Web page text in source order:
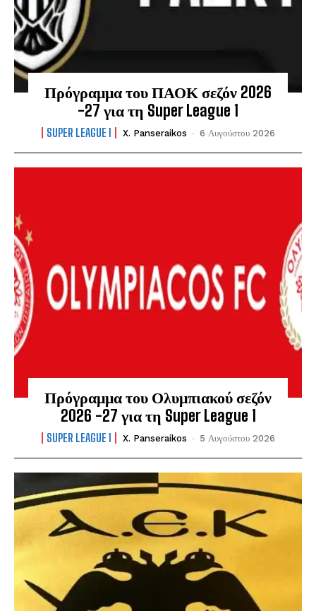
Πρόγραμμα του ΠΑΟΚ σεζόν 2026
-27 για τη Super League 1
SUPER LEAGUE 1 X. Panseraikos - 6 Αυγούστου 2026
Πρόγραμμα του Ολυμπιακού σεζόν
2026 -27 για τη Super League 1
SUPER LEAGUE 1 X. Panseraikos - 5 Αυγούστου 2026